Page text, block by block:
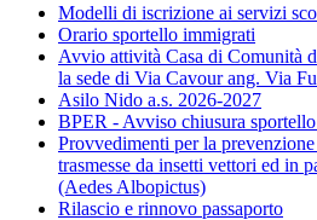
Modelli di iscrizione ai servizi
Orario sportello immigrati
Avvio attività Casa di Comunità
la sede di Via Cavour ang. Via
Asilo Nido a.s. 2026-2027
BPER - Avviso chiusura
Provvedimenti per la
trasmesse da insetti vettori ed in
(Aedes Albopictus)
Rilascio e rinnovo passaporto